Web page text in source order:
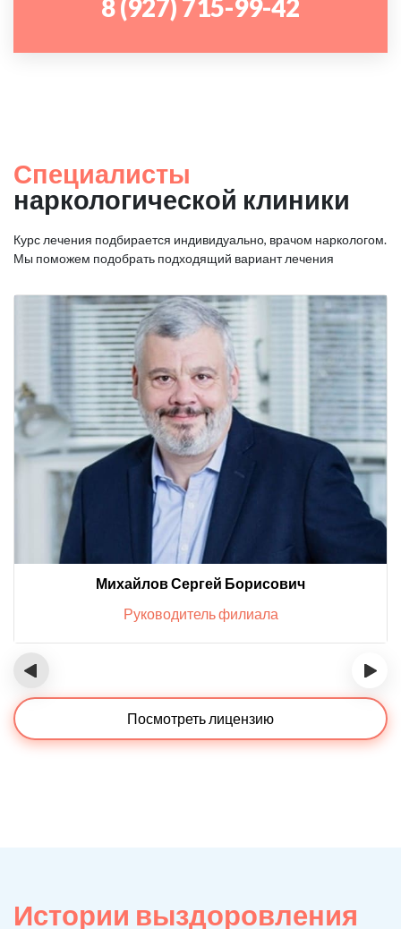
8 (927) 715-99-42
Специалисты
наркологической клиники
Курс лечения подбирается индивидуально, врачом наркологом.
Мы поможем подобрать подходящий вариант лечения
Михайлов Сергей Борисович
Руководитель филиала
‹ ›
Посмотреть лицензию
Истории выздоровления